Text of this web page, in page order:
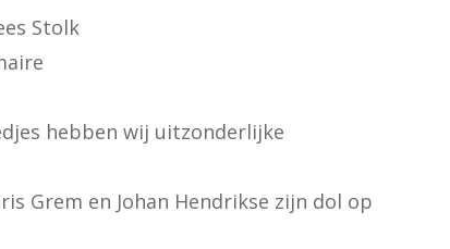
Stolk
hebben wij uitzonderlijke
Grem en Johan Hendrikse zijn dol op